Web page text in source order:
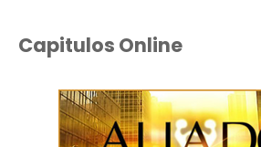
Capitulos Online